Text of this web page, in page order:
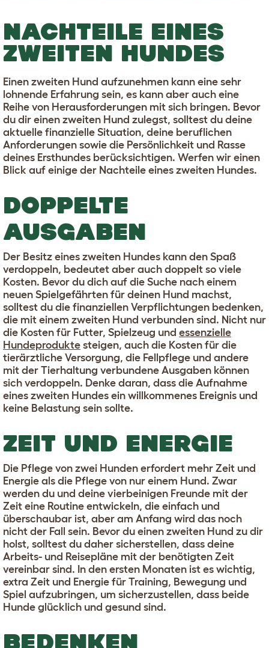
NACHTEILE EINES
ZWEITEN HUNDES
Einen zweiten Hund aufzunehmen kann eine sehr
lohnende Erfahrung sein, es kann aber auch eine
Reihe von Herausforderungen mit sich bringen. Bevor
du dir einen zweiten Hund zulegst, solltest du deine
aktuelle finanzielle Situation, deine beruflichen
Anforderungen sowie die Persönlichkeit und Rasse
deines Ersthundes berücksichtigen. Werfen wir einen
Blick auf einige der Nachteile eines zweiten Hundes.
DOPPELTE
AUSGABEN
Der Besitz eines zweiten Hundes kann den Spaß
verdoppeln, bedeutet aber auch doppelt so viele
Kosten. Bevor du dich auf die Suche nach einem
neuen Spielgefährten für deinen Hund machst,
solltest du die finanziellen Verpflichtungen bedenken,
die mit einem zweiten Hund verbunden sind. Nicht nur
die Kosten für Futter, Spielzeug und essenzielle
Hundeprodukte steigen, auch die Kosten für die
tierärztliche Versorgung, die Fellpflege und andere
mit der Tierhaltung verbundene Ausgaben können
sich verdoppeln. Denke daran, dass die Aufnahme
eines zweiten Hundes ein willkommenes Ereignis und
keine Belastung sein sollte.
ZEIT UND ENERGIE
Die Pflege von zwei Hunden erfordert mehr Zeit und
Energie als die Pflege von nur einem Hund. Zwar
werden du und deine vierbeinigen Freunde mit der
Zeit eine Routine entwickeln, die einfach und
überschaubar ist, aber am Anfang wird das noch
nicht der Fall sein. Bevor du einen zweiten Hund zu dir
holst, solltest du daher sicherstellen, dass deine
Arbeits- und Reisepläne mit der benötigten Zeit
vereinbar sind. In den ersten Monaten ist es wichtig,
extra Zeit und Energie für Training, Bewegung und
Spiel aufzubringen, um sicherzustellen, dass beide
Hunde glücklich und gesund sind.
BEDENKEN